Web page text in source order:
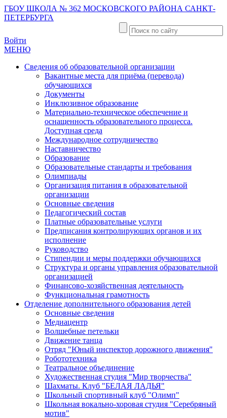
ГБОУ ШКОЛА № 362 МОСКОВСКОГО РАЙОНА САНКТ-
ПЕТЕРБУРГА
Войти
МЕНЮ
Сведения об образовательной организации
Вакантные места для приёма (перевода)
обучающихся
Документы
Инклюзивное образование
Материально-техническое обеспечение и
оснащенность образовательного процесса.
Доступная среда
Международное сотрудничество
Наставничество
Образование
Образовательные стандарты и требования
Олимпиады
Организация питания в образовательной
организации
Основные сведения
Педагогический состав
Платные образовательные услуги
Предписания контролирующих органов и их
исполнение
Руководство
Стипендии и меры поддержки обучающихся
Структура и органы управления образовательной
организацией
Финансово-хозяйственная деятельность
Функциональная грамотность
Отделение дополнительного образования детей
Основные сведения
Медиацентр
Волшебные петельки
Движение танца
Отряд "Юный инспектор дорожного движения"
Робототехника
Театральное объединение
Художественная студия "Мир творчества"
Шахматы. Клуб "БЕЛАЯ ЛАДЬЯ"
Школьный спортивный клуб "Олимп"
Школьная вокально-хоровая студия "Серебряный
мотив"